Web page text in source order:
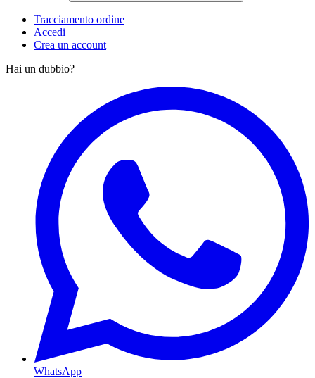
Tracciamento ordine
Accedi
Crea un account
Hai un dubbio?
WhatsApp